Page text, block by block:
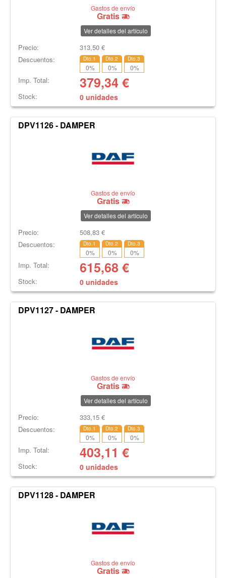
Gastos de envío
Gratis
Ver detalles del artículo
Precio: 313,50€
Descuentos:
Dto.1
0%
Dto.2
0%
Dto.3
0%
Imp. Total: 379,34 €
Stock: 0 unidades
DPV1126 - DAMPER
Gastos de envío
Gratis
Ver detalles del artículo
Precio: 508,83€
Descuentos:
Dto.1
0%
Dto.2
0%
Dto.3
0%
Imp. Total: 615,68 €
Stock: 0 unidades
DPV1127 - DAMPER
Gastos de envío
Gratis
Ver detalles del artículo
Precio: 333,15€
Descuentos:
Dto.1
0%
Dto.2
0%
Dto.3
0%
Imp. Total: 403,11 €
Stock: 0 unidades
DPV1128 - DAMPER
Gastos de envío
Gratis